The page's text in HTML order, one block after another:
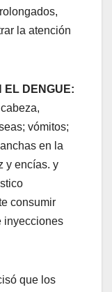
la atención
EL DENGUE:
vómitos;
en la
y encías. y
consumir
inyecciones
que los